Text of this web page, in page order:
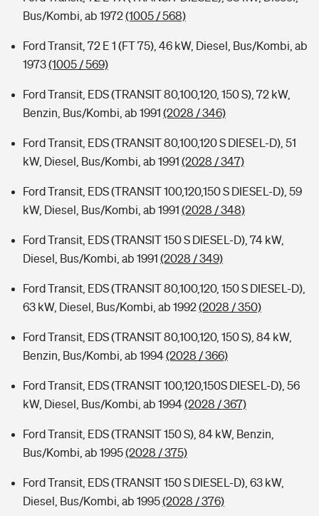
Bus/Kombi, ab 1972(1005 / 568)
Ford Transit, 72 E 1 (FT 75), 46 kW, Diesel, Bus/Kombi, ab
1973(1005 / 569)
Ford Transit, EDS (TRANSIT 80,100,120, 150 S), 72 kW,
Benzin, Bus/Kombi, ab 1991 (2028 / 346)
Ford Transit, EDS (TRANSIT 80,100,120 S DIESEL-D), 51
kW, Diesel, Bus/Kombi, ab 1991 (2028 / 347)
Ford Transit, EDS (TRANSIT 100,120,150 S DIESEL-D), 59
kW, Diesel, Bus/Kombi, ab 1991 (2028 / 348)
Ford Transit, EDS (TRANSIT 150 S DIESEL-D), 74 kW,
Diesel, Bus/Kombi, ab 1991 (2028 / 349)
Ford Transit, EDS (TRANSIT 80,100,120, 150 S DIESEL-D),
63 kW, Diesel, Bus/Kombi, ab 1992(2028 / 350)
Ford Transit, EDS (TRANSIT 80,100,120, 150 S), 84 kW,
Benzin, Bus/Kombi, ab 1994(2028 / 366)
Ford Transit, EDS (TRANSIT 100,120,150S DIESEL-D), 56
kW, Diesel, Bus/Kombi, ab 1994(2028 / 367)
Ford Transit, EDS (TRANSIT 150 S), 84 kW, Benzin,
Bus/Kombi, ab 1995(2028 / 375)
Ford Transit, EDS (TRANSIT 150 S DIESEL-D), 63 kW,
Diesel, Bus/Kombi, ab 1995(2028 / 376)